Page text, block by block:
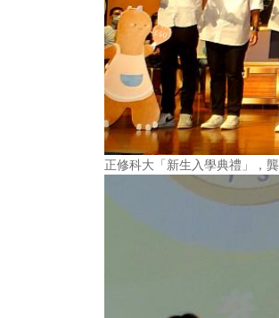
正修科大「新生入學典禮」，